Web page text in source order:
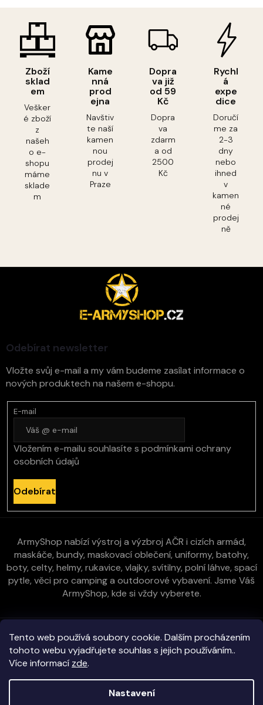
Tento web používá soubory cookie. Dalším procházením
tohoto webu vyjadřujete souhlas s jejich používáním..
Více informací zde.
Nastavení
Zboží
sklad
em
Vešker
é zboží
z
našeh
o e-
shopu
máme
sklade
m
Kame
nná
prod
ejna
Navštiv
te naší
kamen
nou
prodej
nu v
Praze
Dopra
va již
od 59
Kč
Dopra
va
zdarm
a od
2500
Kč
Rychl
á
expe
dice
Doručí
me za
2-3
dny
nebo
ihned
v
kamen
né
prodej
ně
Odebírat newsletter
Vložte svůj e-mail a my vám budeme zasílat informace o
nových produktech na našem e-shopu.
E-mail
Vložením e-mailu souhlasíte s podmínkami ochrany
osobních údajů
Odebírat
ArmyShop nabízí výstroj a výzbroj AČR i cizích armád,
maskáče, bundy, maskovací oblečení, uniformy, batohy,
boty, celty, helmy, rukavice, vlajky, svítilny, polní láhve, spací
pytle, věci pro camping a outdoorové vybavení. Jsme Váš
ArmyShop, kde si vždy vyberete.
Zákaznická péče
Vše o nákupu